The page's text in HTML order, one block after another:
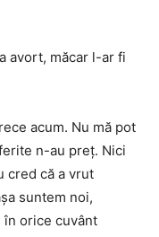
avort, măcar l-ar fi
acum. Nu mă pot
n-au preţ. Nici
cred că a vrut
suntem noi,
orice cuvânt